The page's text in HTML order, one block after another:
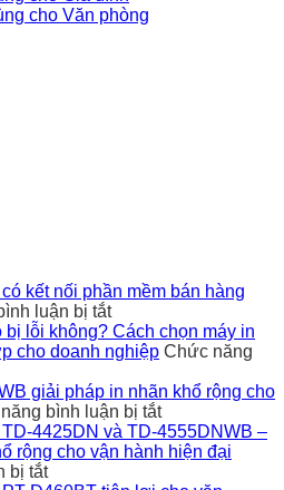
cho Văn phòng
kết nối phần mềm bán hàng
luận bị tắtở
Máy
in
Brother
có
kết
nối
bị lỗi không? Cách chọn máy in
cho doanh nghiệp Chức năng
giải pháp in nhãn khổ rộng cho
bình luận bị tắtở
Brother
TD-
4425DN và TD-4555DNWB –
rộng cho vận hành hiện đại
bị tắtở